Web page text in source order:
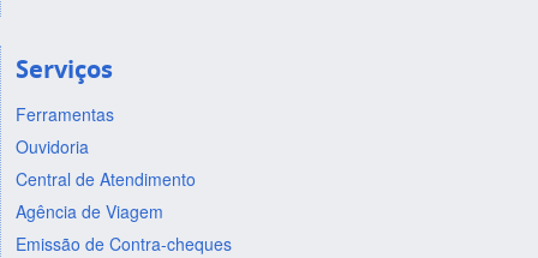
Serviços
Ferramentas
Ouvidoria
Central de Atendimento
Agência de Viagem
Emissão de Contra-cheques